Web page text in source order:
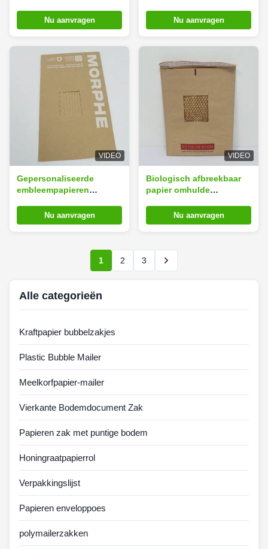
bioafbreekbare
postzakken
Nu aanvragen
opvullende postzakken
Nu aanvragen
VIDEO
Gepersonaliseerde
embleempapieren
Biologisch afbreekbare
postkoffers
Nu aanvragen
VIDEO
Biologisch afbreekbaar
papier omhulde
Eco-vriendelijke postzak
verpakking
Nu aanvragen
1 2 3
Alle categorieën
Kraftpapier bubbelzakjes
Plastic Bubble Mailer
Meelkorfpapier-mailer
Vierkante Bodemdocument Zak
Papieren zak met puntige bodem
Honingraatpapierrol
Verpakkingslijst
Papieren enveloppoes
polymailerzakken